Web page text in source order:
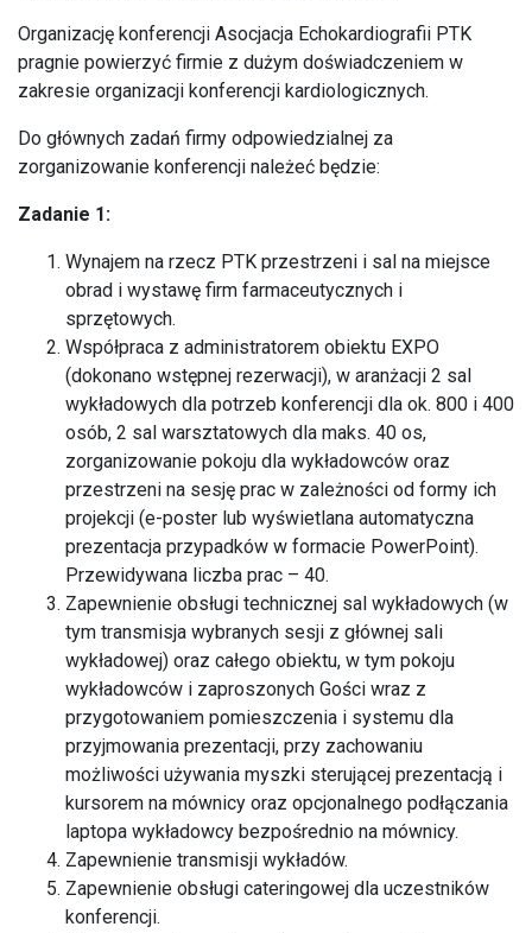
Organizację konferencji Asocjacja Echokardiografii PTK
pragnie powierzyć firmie z dużym doświadczeniem w
zakresie organizacji konferencji kardiologicznych.
Do głównych zadań firmy odpowiedzialnej za
zorganizowanie konferencji należeć będzie:
Zadanie 1:
Wynajem na rzecz PTK przestrzeni i sal na miejsce
obrad i wystawę firm farmaceutycznych i
sprzętowych.
Współpraca z administratorem obiektu EXPO
(dokonano wstępnej rezerwacji), w aranżacji 2 sal
wykładowych dla potrzeb konferencji dla ok. 800 i 400
osób, 2 sal warsztatowych dla maks. 40 os,
zorganizowanie pokoju dla wykładowców oraz
przestrzeni na sesję prac w zależności od formy ich
projekcji (e-poster lub wyświetlana automatyczna
prezentacja przypadków w formacie PowerPoint).
Przewidywana liczba prac – 40.
Zapewnienie obsługi technicznej sal wykładowych (w
tym transmisja wybranych sesji z głównej sali
wykładowej) oraz całego obiektu, w tym pokoju
wykładowców i zaproszonych Gości wraz z
przygotowaniem pomieszczenia i systemu dla
przyjmowania prezentacji, przy zachowaniu
możliwości używania myszki sterującej prezentacją i
kursorem na mównicy oraz opcjonalnego podłączania
laptopa wykładowcy bezpośrednio na mównicy.
Zapewnienie transmisji wykładów.
Zapewnienie obsługi cateringowej dla uczestników
konferencji.